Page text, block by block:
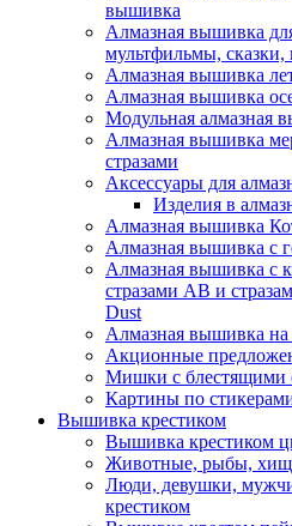
вышивка
Алмазная вышивка
мультфильмы,
Алмазная вышивка
Алмазная вышивка
Модульная алмазная
Алмазная вышивка
стразами
Аксессуары для
Изделия в
Алмазная вышивка
Алмазная вышивка с
Алмазная вышивка с
стразами AB и
Dust
Алмазная вышивка на
Акционные
Мишки с блестящими
Картины по
Вышивка крестиком
Вышивка крестиком
Животные, рыбы,
Люди, девушки,
крестиком